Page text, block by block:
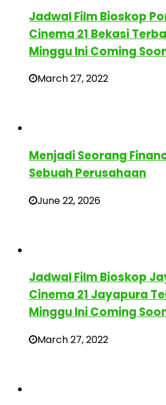
Jadwal Film Bioskop
Cinema 21 Bekasi
Minggu Ini Coming
March 27, 2022
Menjadi Seorang
Sebuah Perusahaan
June 22, 2026
Jadwal Film Bioskop
Cinema 21 Jayapura
Minggu Ini Coming
March 27, 2022